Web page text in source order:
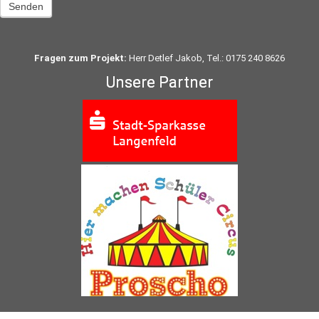
Senden
Fragen zum Projekt: Herr Detlef Jakob, Tel.: 0175 240 8626
Unsere Partner